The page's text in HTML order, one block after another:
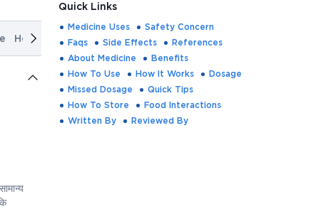
How It Works Dosage Missed Dosage
Quick Links
Medicine Uses
Safety Concern
Faqs
Side Effects
References
About Medicine
Benefits
How To Use
How It Works
Dosage
Missed Dosage
Quick Tips
How To Store
Food Interactions
Written By
Reviewed By